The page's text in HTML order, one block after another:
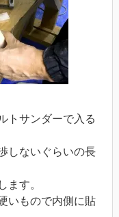
トサンダーで入る
しないぐらいの長
ます。
いもので内側に貼